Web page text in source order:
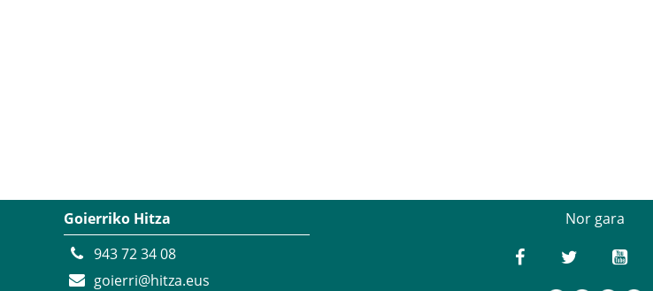
Goierriko Hitza
943 72 34 08
goierri@hitza.eus
Nor gara